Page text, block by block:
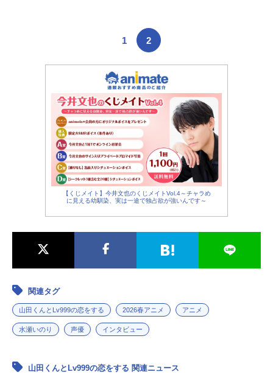
1 2
【くじメイト】今井文也のくじメイトVol.4～チャラめ
に見える幼馴染、実は一途で独占欲が強いんです～
関連タグ
山田くんとLv999の恋をする 2026春アニメ アニメ
水瀬いのり 声優 インタビュー
山田くんとLv999の恋をする 関連ニュース